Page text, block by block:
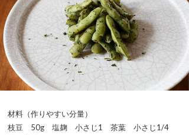
材料（作りやすい分量）
枝豆 50g 塩麹 小さじ1 茶葉 小さじ1/4